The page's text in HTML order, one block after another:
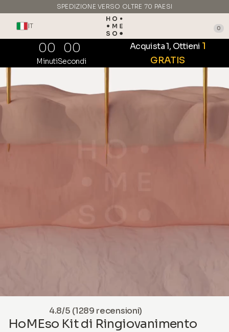
SPEDIZIONE VERSO OLTRE 70 PAESI
REALIZZATO IN ITALIA
IT
0
00
Minuti
00
Secondi
Acquista 1, Ottieni 1
GRATIS
4.8/5 (1289 recensioni)
HoMEso Kit di Ringiovanimento